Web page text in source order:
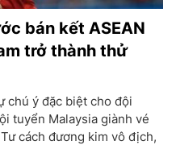
bán kết ASEAN
trở thành thử
chú ý đặc biệt cho đội
tuyển Malaysia giành vé
cách đương kim vô địch,